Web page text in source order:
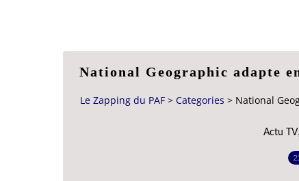
National Geographic adapte
Le Zapping du PAF > Categories > National
Actu TV,